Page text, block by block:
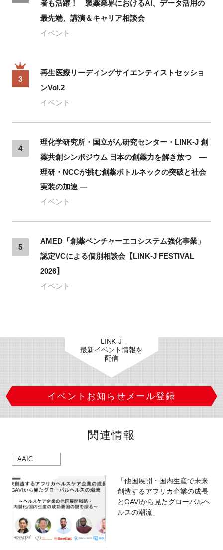
者も活躍！ 製薬業界におけるAI、データ活用の
最先端、講演＆キャリア相談会
イベント
3
再生医療リーディングサイエンティストセッショ
ンVol.2
イベント
4
理化学研究所・国立がん研究センター・LINK-J 創
薬共創シンポジウム 日本の創薬力を解き放つ ―
理研・NCCが挑む創薬ボトルネックの突破と社会
実装の加速 ―
イベント
5
AMED「創薬ベンチャーエコシステム強化事業」
認定VCによる個別相談会【LINK-J FESTIVAL
2026】
イベント
LINK-J
最新イベント情報を
配信
イベントお知らせメール登録
関連情報
AAIC
「他国展開・国内生産で未来
創造するアフリカ企業の成長
とGAVIから見たグローバルヘ
ルスの潮流」